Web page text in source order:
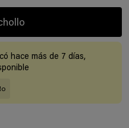
hace más de 7 días,